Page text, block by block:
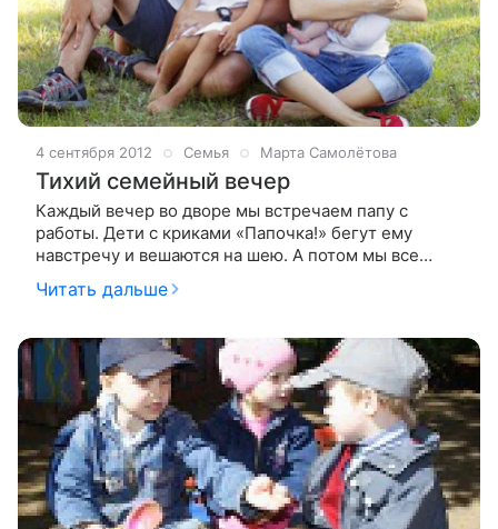
4 сентября 2012 Семья Марта Самолётова
Тихий семейный вечер
Каждый вечер во дворе мы встречаем папу с
работы. Дети с криками «Папочка!» бегут ему
навстречу и вешаются на шею. А потом мы все
вместе, взявшись за руки, идем домой. И папа у нас
становится от этого добрым, белым
Читать дальше